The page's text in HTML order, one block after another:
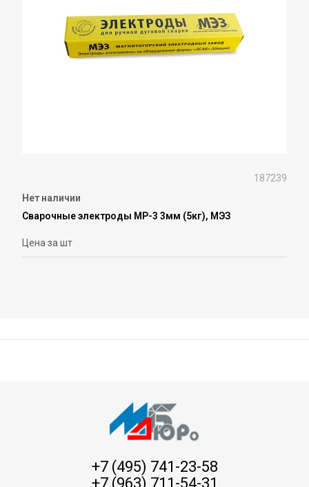
187239
Нет наличии
Сварочные электроды МР-3 3мм (5кг), МЭЗ
Цена за шт
+7 (495) 741-23-58
+7 (963) 711-54-31